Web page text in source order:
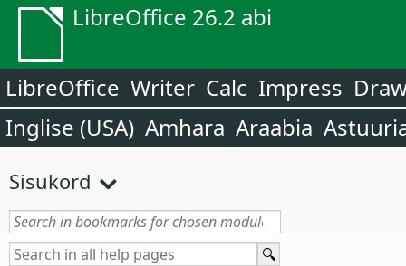
LibreOffice 26.2 abi
LibreOffice Writer Calc Impress
Inglise (USA) Amhara Araabia
Sisukord